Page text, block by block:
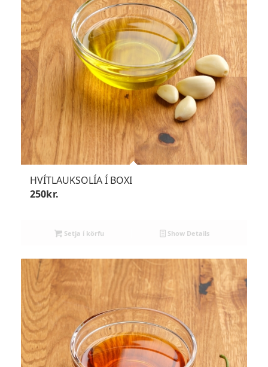
HVÍTLAUKSOLÍA Í BOXI
250kr.
Setja í körfu Show Details